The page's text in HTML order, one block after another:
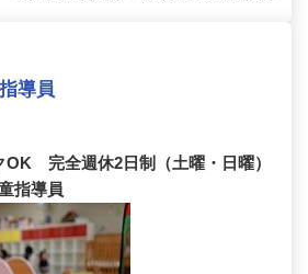
導員
OK 完全週休2日制（土曜・日曜）
指導員